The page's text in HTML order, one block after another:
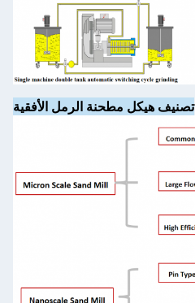
تصنيف هيكل مطحنة الرمل الأفقية